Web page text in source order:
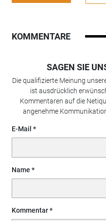
KOMMENTARE
SAGEN SIE
Die qualifizierte Meinung
ist ausdrücklich
Kommentaren auf die
angenehme
E-Mail
Name
Kommentar